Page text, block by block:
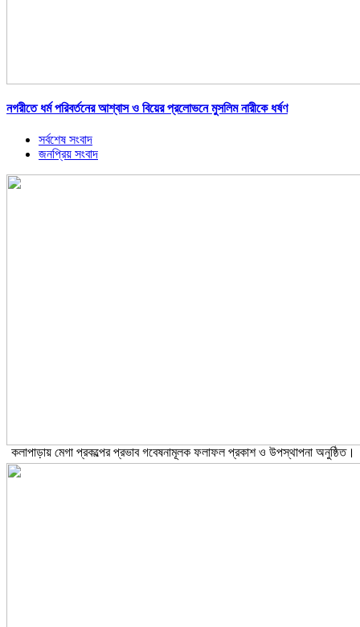
নগরীতে ধর্ম পরিবর্তনের আশ্বাস ও বিয়ের প্রলোভনে মুসলিম নারীকে ধর্ষণ
সর্বশেষ সংবাদ
জনপ্রিয় সংবাদ
কলাপাড়ায় মেগা প্রকল্পের প্রভাব গবেষনামূলক ফলাফল প্রকাশ ও উপস্থাপনা অনুষ্ঠিত।